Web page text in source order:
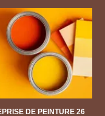
DE PEINTURE 26